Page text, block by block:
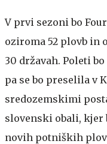
V prvi sezoni bo
oziroma 52 plovb in
30 državah. Poleti
pa se bo preselila v
sredozemskimi
slovenski obali, kjer
novih potniških